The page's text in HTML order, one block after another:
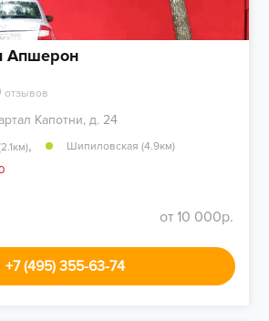
Апшерон
отзывов
Капотни, д. 24
,
Шипиловская (4.9км)
от 10 000р.
+7 (495) 355-63-74